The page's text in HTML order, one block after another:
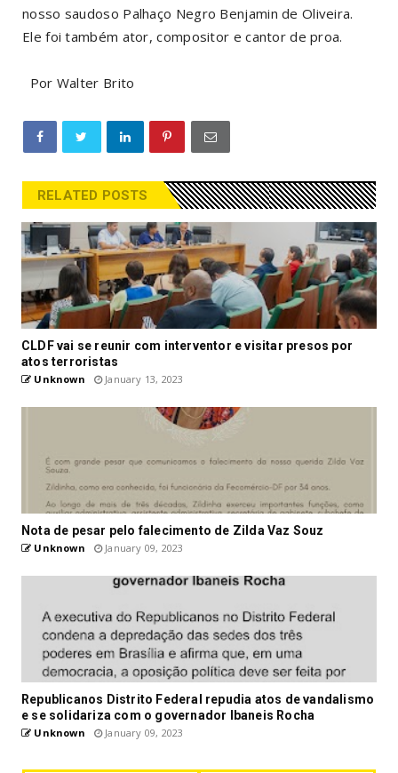
nosso saudoso Palhaço Negro Benjamin de Oliveira.
Ele foi também ator, compositor e cantor de proa.
Por Walter Brito
RELATED POSTS
CLDF vai se reunir com interventor e visitar presos por
atos terroristas
Unknown January 13, 2023
Nota de pesar pelo falecimento de Zilda Vaz Souz
Unknown January 09, 2023
Republicanos Distrito Federal repudia atos de vandalismo
e se solidariza com o governador Ibaneis Rocha
Unknown January 09, 2023